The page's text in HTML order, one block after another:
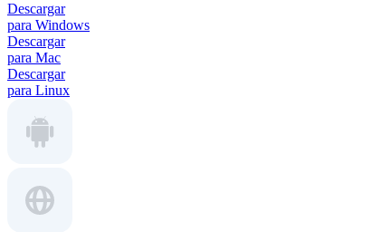
Descargar
para Windows
Descargar
para Mac
Descargar
para Linux